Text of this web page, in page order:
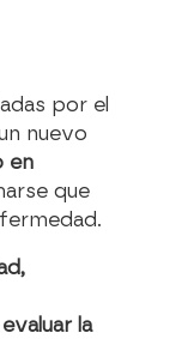
por el
nuevo
en
que
la